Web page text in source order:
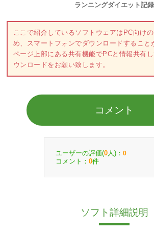
ランニングダイエット記録
ここで紹介しているソフトウェアはPC向け
め、スマートフォンでダウンロードすること
ページ上部にある共有機能でPCと情報共有
ウンロードをお願い致します。
コメント
ユーザーの評価(0 人)： 0
コメント： 0件
ソフト詳細説明